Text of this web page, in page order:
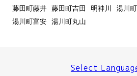
藤田町藤井
藤田町吉田 明神川 湯川
湯川町富安
湯川町丸山
Select